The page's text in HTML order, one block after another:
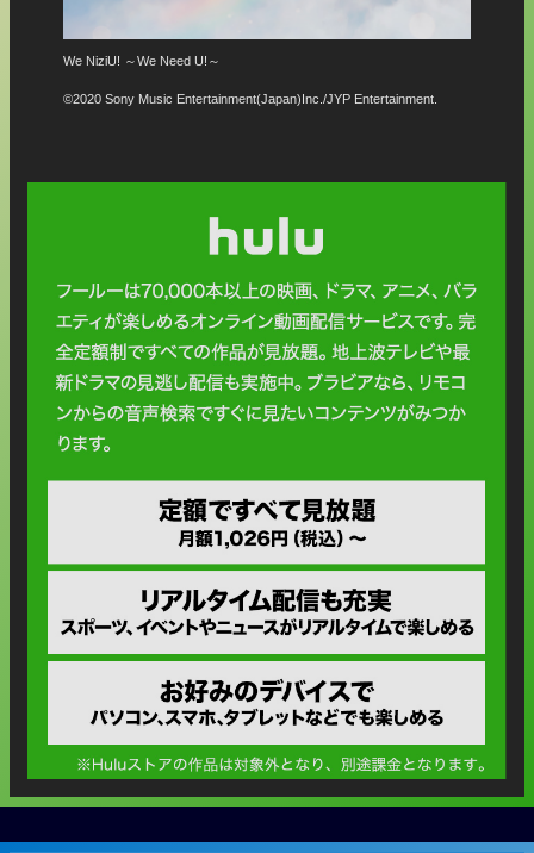
進撃の巨人
©諫山創・講談社／「進撃の巨人」The Final Season製作委員会